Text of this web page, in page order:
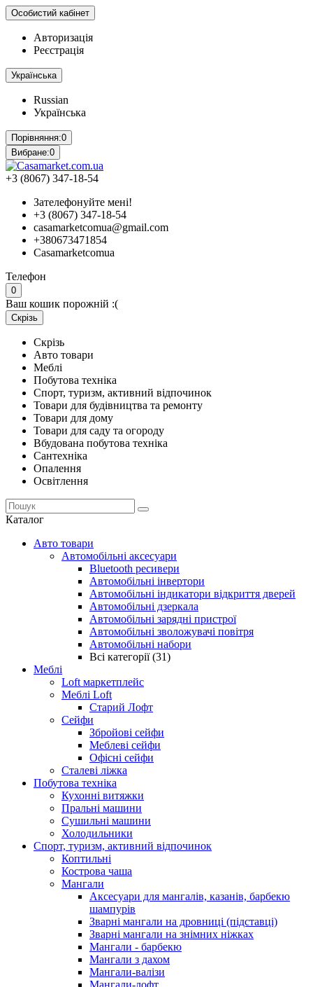
Особистий кабінет
Авторизація
Реєстрація
Українська
Russian
Українська
Порівняння:0
Вибране:0
+3 (8067) 347-18-54
Зателефонуйте мені!
+3 (8067) 347-18-54
casamarketcomua@gmail.com
+380673471854
Casamarketcomua
Телефон
0
Ваш кошик порожній :(
Скрізь
Скрізь
Авто товари
Меблі
Побутова техніка
Спорт, туризм, активний відпочинок
Товари для будівництва та ремонту
Товари для дому
Товари для саду та огороду
Вбудована побутова техніка
Сантехніка
Опалення
Освітлення
Каталог
Авто товари
Автомобільні аксесуари
Bluetooth ресивери
Автомобільні інвертори
Автомобільні індикатори відкриття дверей
Автомобільні дзеркала
Автомобільні зарядні пристрої
Автомобільні зволожувачі повітря
Автомобільні набори
Всі категорії (31)
Меблі
Loft маркетплейс
Меблі Loft
Старий Лофт
Сейфи
Збройові сейфи
Меблеві сейфи
Офісні сейфи
Сталеві ліжка
Побутова техніка
Кухонні витяжки
Пральні машини
Сушильні машини
Холодильники
Спорт, туризм, активний відпочинок
Коптильні
Кострова чаша
Мангали
Аксесуари для мангалів, казанів, барбекю
шампурів
Зварні мангали на дровниці (підставці)
Зварні мангали на знімних ніжках
Мангали - барбекю
Мангали з дахом
Мангали-валізи
Мангали-лофт